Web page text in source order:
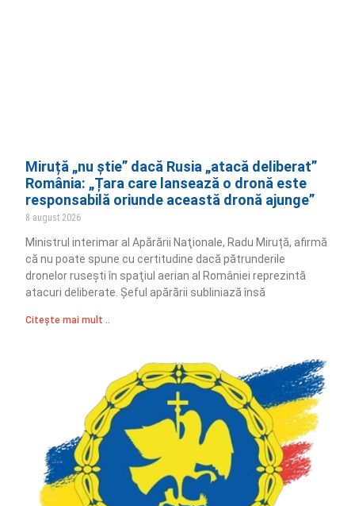
Miruță „nu știe” dacă Rusia „atacă deliberat”
România: „Țara care lansează o dronă este
responsabilă oriunde această dronă ajunge”
8 august 2026
Ministrul interimar al Apărării Naţionale, Radu Miruță, afirmă
că nu poate spune cu certitudine dacă pătrunderile
dronelor ruseşti în spaţiul aerian al României reprezintă
atacuri deliberate. Șeful apărării subliniază însă
Citește mai mult ..